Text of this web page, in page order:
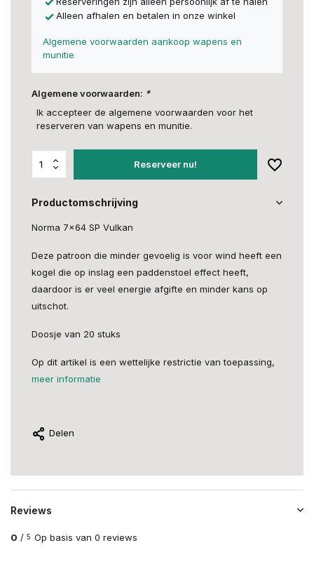
Alleen afhalen en betalen in onze winkel
Algemene voorwaarden aankoop wapens en
munitie
Algemene voorwaarden: *
Ik accepteer de algemene voorwaarden voor het
reserveren van wapens en munitie.
Reserveer nu!
Productomschrijving
Norma 7x64 SP Vulkan
Deze patroon die minder gevoelig is voor wind heeft een
kogel die op inslag een paddenstoel effect heeft,
daardoor is er veel energie afgifte en minder kans op
uitschot.
Doosje van 20 stuks
Op dit artikel is een wettelijke restrictie van toepassing,
meer informatie
Delen
Reviews
0 / 5 Op basis van 0 reviews